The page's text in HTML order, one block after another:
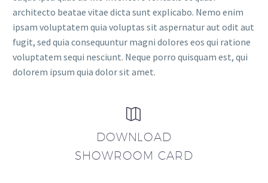
architecto beatae vitae dicta sunt explicabo. Nemo enim
ipsam voluptatem quia voluptas sit aspernatur aut odit aut
fugit, sed quia consequuntur magni dolores eos qui ratione
voluptatem sequi nesciunt. Neque porro quisquam est, qui
dolorem ipsum quia dolor sit amet.


DOWNLOAD
SHOWROOM CARD